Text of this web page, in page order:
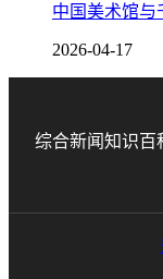
中国美术馆
2026-04-17
综合新闻知识百